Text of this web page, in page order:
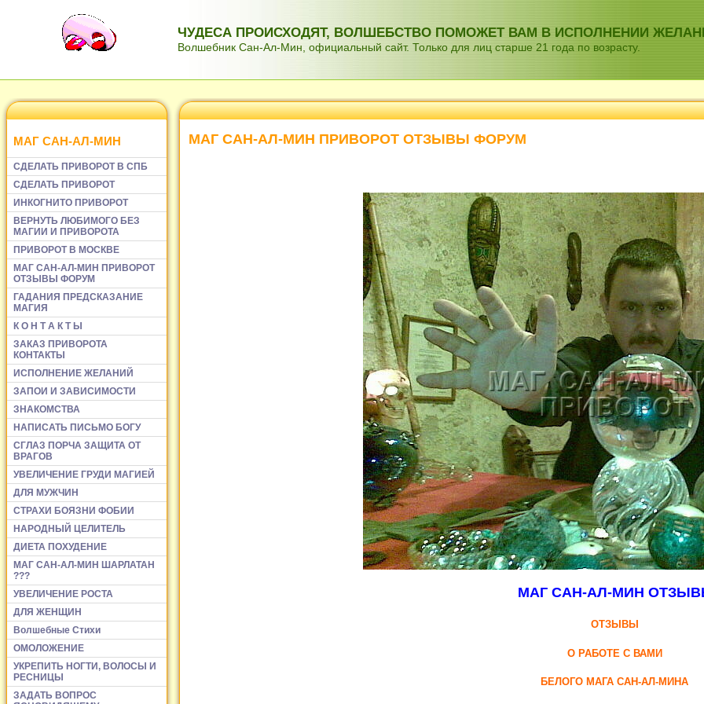
ЧУДЕСА ПРОИСХОДЯТ, ВОЛШЕБСТВО ПОМОЖЕТ ВАМ В ИСПОЛНЕНИИ
Волшебник Сан-Ал-Мин, официальный сайт. Только для лиц старше 21 года по возрасту.
МАГ САН-АЛ-МИН
СДЕЛАТЬ ПРИВОРОТ В СПБ
СДЕЛАТЬ ПРИВОРОТ
ИНКОГНИТО ПРИВОРОТ
ВЕРНУТЬ ЛЮБИМОГО БЕЗ
МАГИИ И ПРИВОРОТА
ПРИВОРОТ В МОСКВЕ
МАГ САН-АЛ-МИН ПРИВОРОТ
ОТЗЫВЫ ФОРУМ
ГАДАНИЯ ПРЕДСКАЗАНИЕ
МАГИЯ
К О Н Т А К Т Ы
ЗАКАЗ ПРИВОРОТА
КОНТАКТЫ
ИСПОЛНЕНИЕ ЖЕЛАНИЙ
ЗАПОИ И ЗАВИСИМОСТИ
ЗНАКОМСТВА
НАПИСАТЬ ПИСЬМО БОГУ
СГЛАЗ ПОРЧА ЗАЩИТА ОТ
ВРАГОВ
УВЕЛИЧЕНИЕ ГРУДИ МАГИЕЙ
ДЛЯ МУЖЧИН
СТРАХИ БОЯЗНИ ФОБИИ
НАРОДНЫЙ ЦЕЛИТЕЛЬ
ДИЕТА ПОХУДЕНИЕ
МАГ САН-АЛ-МИН ШАРЛАТАН
???
УВЕЛИЧЕНИЕ РОСТА
ДЛЯ ЖЕНЩИН
Волшебные Стихи
ОМОЛОЖЕНИЕ
УКРЕПИТЬ НОГТИ, ВОЛОСЫ И
РЕСНИЦЫ
ЗАДАТЬ ВОПРОС
МАГ САН-АЛ-МИН ПРИВОРОТ ОТЗЫВЫ ФОРУМ
МАГ САН-АЛ-МИН
ОТЗЫВЫ
О РАБОТЕ С ВАМИ
БЕЛОГО МАГА САН-АЛ-МИНА